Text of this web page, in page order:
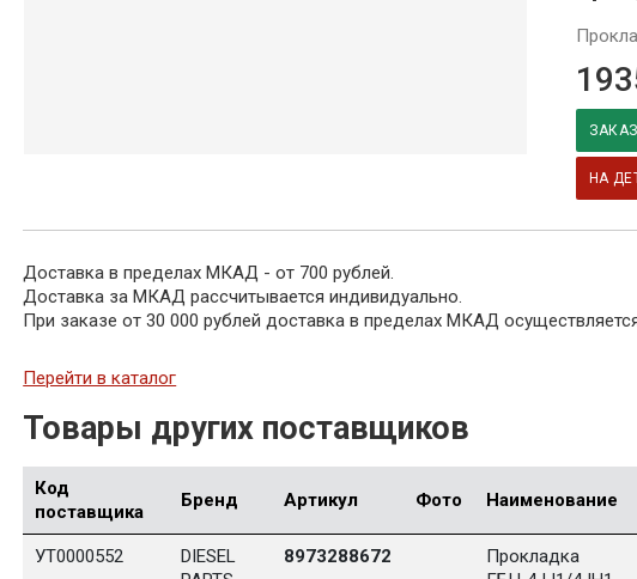
НА
Доставка в пределах МКАД - от 700 рублей.
Доставка за МКАД рассчитывается индивидуально.
При заказе от 30 000 рублей доставка в пределах МКАД
Перейти в каталог
Товары других поставщиков
Код
поставщика
Бренд Артикул Фото Наименование
УТ0000552
DIESEL
8973288672
Прокладка